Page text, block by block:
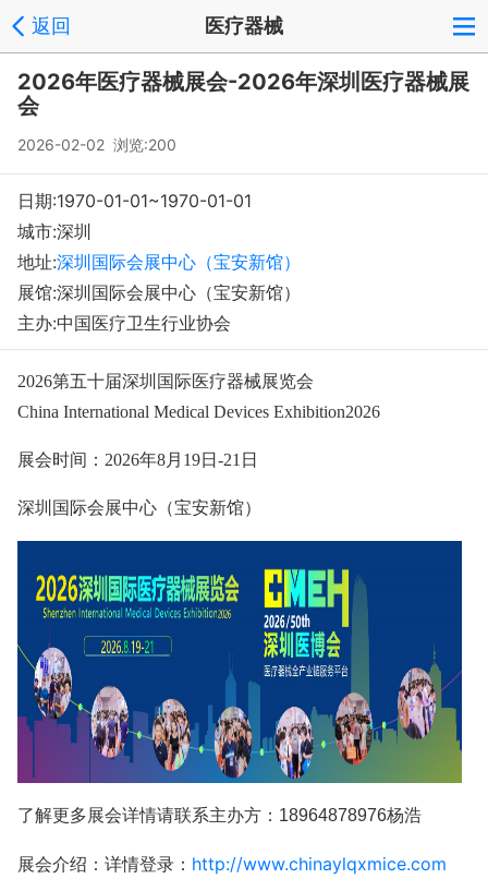
返回 医疗器械
2026年医疗器械展会-2026年深圳医疗器械展
会
2026-02-02 浏览:200
日期:1970-01-01~1970-01-01
城市:深圳
地址:深圳国际会展中心（宝安新馆）
展馆:深圳国际会展中心（宝安新馆）
主办:中国医疗卫生行业协会
2026第五十届深圳国际医疗器械展览会
China International Medical Devices Exhibition2026
展会时间： 2026年8月19日-21日
深圳国际会展中心（宝安新馆）
了解更多展会详情请联系主办方：18964878976杨浩
展会介绍： 详情登录： http://www.chinaylqxmice.com
注册 反馈
Copyright © 2008-2018 环球会展网 fairglobal.com.cn 版权所有